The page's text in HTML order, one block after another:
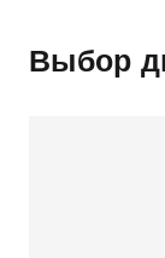
Выбор